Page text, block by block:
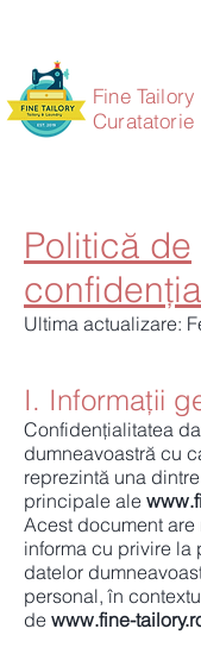
Fine
Curatatorie
Politică de
Ultima actualizare:
I. Informații
Confidențialitatea
dumneavoastră cu
reprezintă una
principale ale
Acest document are
informa cu privire la
datelor
personal, în
de www.fine-